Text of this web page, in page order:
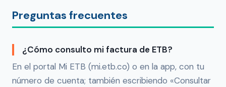
Preguntas frecuentes
¿Cómo consulto mi factura de ETB?
En el portal Mi ETB (mi.etb.co) o en la app, con tu
número de cuenta; también escribiendo «Consultar